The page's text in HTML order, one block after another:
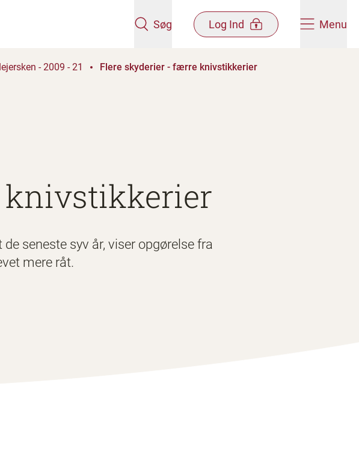
Søg Log Ind Menu
- 2009 - 21 Flere skyderier - færre knivstikkerier
seneste syv år, viser opgørelse fra
mere råt.